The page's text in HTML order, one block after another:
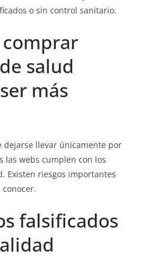
o sin control sanitario.
comprar
salud
más
dejarse llevar únicamente por
las webs cumplen con los
Existen riesgos importantes
falsificados